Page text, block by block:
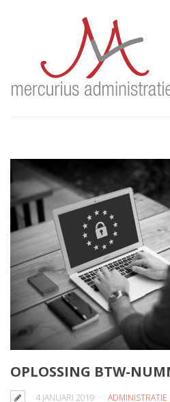
OPLOSSING BTW-
4 JANUARI 2019 ADMINISTRATIE